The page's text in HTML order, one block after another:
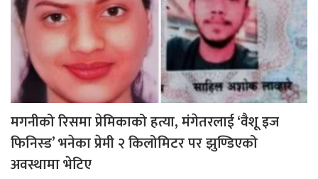
मगनीको रिसमा प्रेमिकाको हत्या, मंगेतरलाई ‘वैशू इज
फिनिस्ड’ भनेका प्रेमी २ किलोमिटर पर झुण्डिएको
अवस्थामा भेटिए